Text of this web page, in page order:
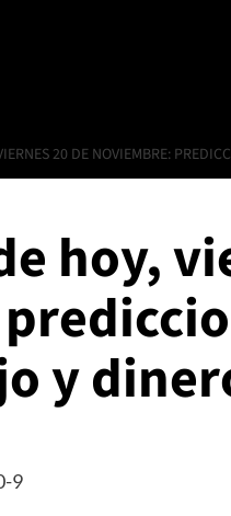
20 DE NOVIEMBRE:
hoy,
y